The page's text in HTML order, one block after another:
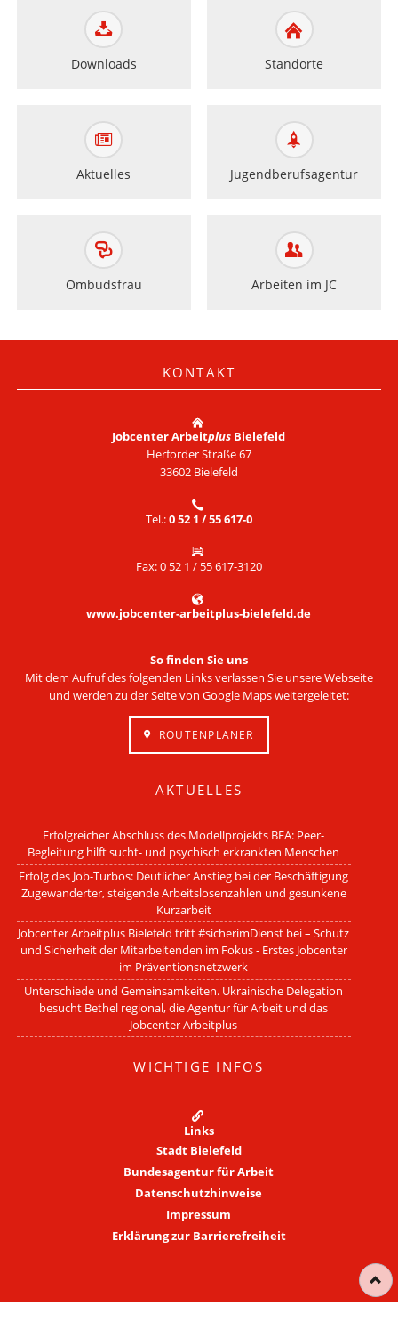
Downloads Standorte
Aktuelles Jugendberufsagentur
Ombudsfrau Arbeiten im JC
KONTAKT
Jobcenter Arbeitplus Bielefeld
Herforder Straße 67
33602 Bielefeld
Tel.:0 52 1 / 55 617-0
Fax: 0 52 1 / 55 617-3120
www.jobcenter-arbeitplus-bielefeld.de
So finden Sie uns
Mit dem Aufruf des folgenden Links verlassen Sie unsere Webseite
und werden zu der Seite von Google Maps weitergeleitet:
ROUTENPLANER
AKTUELLES
Erfolgreicher Abschluss des Modellprojekts BEA: Peer-
Begleitung hilft sucht- und psychisch erkrankten Menschen
Erfolg des Job-Turbos: Deutlicher Anstieg bei der Beschäftigung
Zugewanderter, steigende Arbeitslosenzahlen und gesunkene
Kurzarbeit
Jobcenter Arbeitplus Bielefeld tritt #sicherimDienst bei – Schutz
und Sicherheit der Mitarbeitenden im Fokus - Erstes Jobcenter
im Präventionsnetzwerk
Unterschiede und Gemeinsamkeiten. Ukrainische Delegation
besucht Bethel regional, die Agentur für Arbeit und das
Jobcenter Arbeitplus
WICHTIGE INFOS
Links
Stadt Bielefeld
Bundesagentur für Arbeit
Datenschutzhinweise
Impressum
Erklärung zur Barrierefreiheit